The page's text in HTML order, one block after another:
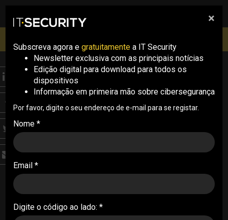
pesquisa
Inscrições abertas
ANALYSIS
Cover
A morte anunciada da
password?
As contas pessoais e profissionais de serviços
baseados na Internet dependem de, pelo
menos, uma palavra-passe. Com o aumento das
por existir uma alternativa viável à password
×
Subscreva agora e gratuitamente a IT Security
Newsletter exclusiva com as principais notícias
Edição digital para download para todos os
dispositivos
Informação em primeira mão sobre cibersegurança
Por favor, digite o seu endereço de e-mail para se registar.
Nome *
Email *
Digite o código ao lado: *